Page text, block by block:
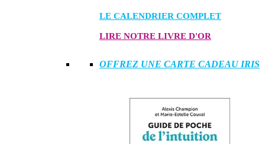
LE CALENDRIER COMPLET
LIRE NOTRE LIVRE D'OR
OFFREZ UNE CARTE CADEAU IRIS